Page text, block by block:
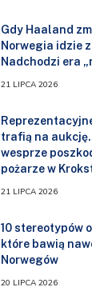
Gdy Haaland
Norwegia idzie
Nadchodzi era
21 LIPCA 2026
trafią na aukcję.
wesprze
pożarze w
21 LIPCA 2026
10 stereotypów
które bawią
Norwegów
20 LIPCA 2026